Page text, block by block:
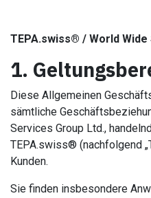
TEPA.swiss® / World
1.
Diese Allgemeinen
sämtliche
Services Group Ltd.,
TEPA.swiss® (nachfolgend
Kunden.
Sie finden insbesondere